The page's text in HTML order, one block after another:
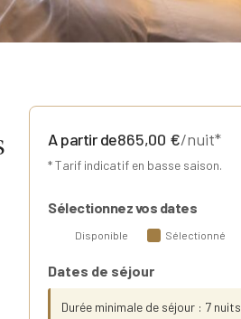
A partir de865,00 €/nuit*
* Tarif indicatif en basse saison.
Sélectionnez vos dates
Disponible Sélectionné
Dates de séjour
Durée minimale de séjour : 7 nuits